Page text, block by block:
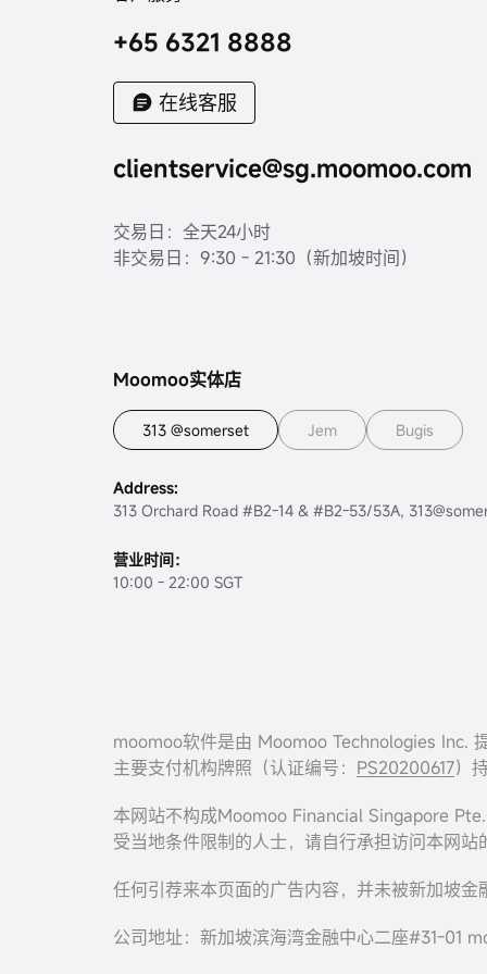
+65 6321 8888
在线客服
clientservice@sg.moomoo.com
交易日：全天24小时
非交易日：9:30 - 21:30（新加坡时间）
Moomoo实体店
313 @somerset Jem Bugis
Address:
313 Orchard Road #B2-14 & #B2-53/53A,
营业时间：
10:00 - 22:00 SGT
moomoo软件是由 Moomoo Technologies Inc.
主要支付机构牌照（认证编号： PS20200617）
本网站不构成Moomoo Financial Singapore
受当地条件限制的人士，请自行承担访问本网
任何引荐来本页面的广告内容，并未被新加坡金
公司地址：新加坡滨海湾金融中心二座#31-01